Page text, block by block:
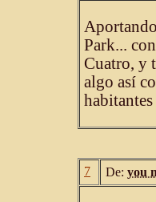
Park...
Cuatro, y
algo así
7 De: you